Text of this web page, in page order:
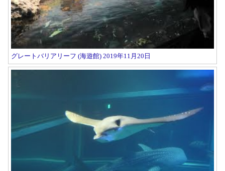
グレートバリアリーフ (海遊館) 2019年11月20日